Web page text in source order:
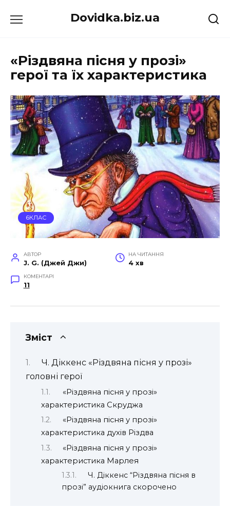
до
Dovidka.biz.ua
«Різдвяна пісня у прозі»
герої та їх характеристика
6КЛАС
АВТОР
J. G. (Джей Джи)
НА ЧИТАННЯ
4 хв
КОМЕНТАРІ
11
Зміст
Ч. Діккенс «Різдвяна пісня у прозі»
головні герої
«Різдвяна пісня у прозі»
характеристика Скруджа
«Різдвяна пісня у прозі»
характеристика духів Різдва
«Різдвяна пісня у прозі»
характеристика Марлея
Ч. Діккенс “Різдвяна пісня в
прозі” аудіокнига скорочено